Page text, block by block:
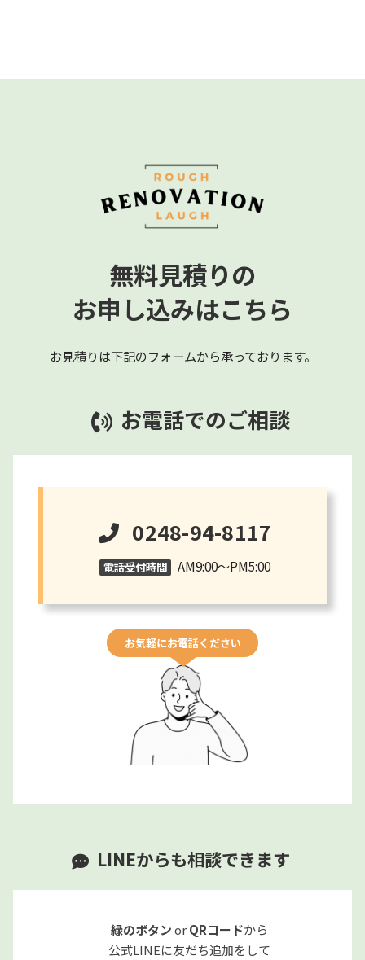
無料見積りの
お申し込みはこちら
お見積りは下記のフォームから承っております。
お電話でのご相談
0248-94-8117
電話受付時間 AM9:00～PM5:00
お気軽にお電話ください
LINEからも相談できます
緑のボタンorQRコードから
公式LINEに友だち追加をして